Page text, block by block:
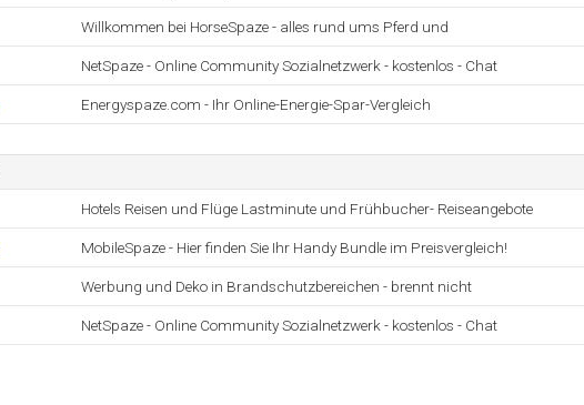
Willkommen bei HorseSpaze - alles rund ums Pferd und
NetSpaze - Online Community Sozialnetzwerk - kostenlos - Chat
Energyspaze.com - Ihr Online-Energie-Spar-Vergleich
Hotels Reisen und Flüge Lastminute und Frühbucher- Reiseangebote
MobileSpaze - Hier finden Sie Ihr Handy Bundle im Preisvergleich!
Werbung und Deko in Brandschutzbereichen - brennt nicht
NetSpaze - Online Community Sozialnetzwerk - kostenlos - Chat